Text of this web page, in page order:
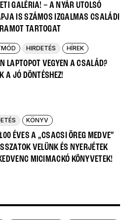
GALÉRIA! – A NYÁR UTOLSÓ
IS SZÁMOS IZGALMAS CSALÁDI
TARTOGAT
HIRDETÉS HÍREK
LAPTOPOT VEGYEN A CSALÁD?
A JÓ DÖNTÉSHEZ!
KÖNYV
ÉVES A „CSACSI ÖREG MEDVE”
VELÜNK ÉS NYERJÉTEK
MICIMACKÓ KÖNYVETEK!